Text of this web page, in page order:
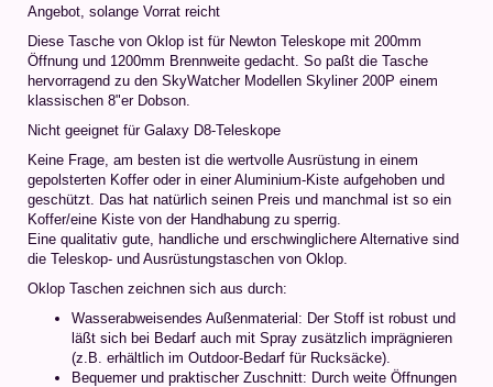
Angebot, solange Vorrat reicht
Diese Tasche von Oklop ist für Newton Teleskope mit 200mm
Öffnung und 1200mm Brennweite gedacht. So paßt die Tasche
hervorragend zu den SkyWatcher Modellen Skyliner 200P einem
klassischen 8"er Dobson.
Nicht geeignet für Galaxy D8-Teleskope
Keine Frage, am besten ist die wertvolle Ausrüstung in einem
gepolsterten Koffer oder in einer Aluminium-Kiste aufgehoben und
geschützt. Das hat natürlich seinen Preis und manchmal ist so ein
Koffer/eine Kiste von der Handhabung zu sperrig.
Eine qualitativ gute, handliche und erschwinglichere Alternative sind
die Teleskop- und Ausrüstungstaschen von Oklop.
Oklop Taschen zeichnen sich aus durch:
Wasserabweisendes Außenmaterial: Der Stoff ist robust und
läßt sich bei Bedarf auch mit Spray zusätzlich imprägnieren
(z.B. erhältlich im Outdoor-Bedarf für Rucksäcke).
Bequemer und praktischer Zuschnitt: Durch weite Öffnungen